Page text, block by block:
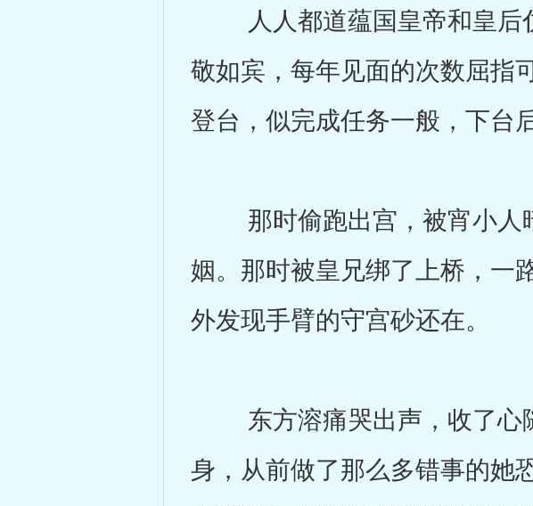
人人都道蕴国皇帝和皇后
敬如宾，每年见面的次数屈指
登台，似完成任务一般，下台
那时偷跑出宫，被宵小人
姻。那时被皇兄绑了上桥，一
外发现手臂的守宫砂还在。
东方溶痛哭出声，收了心
身，从前做了那么多错事的她